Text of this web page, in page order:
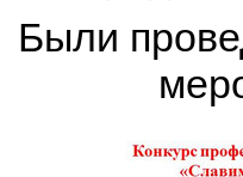
Были